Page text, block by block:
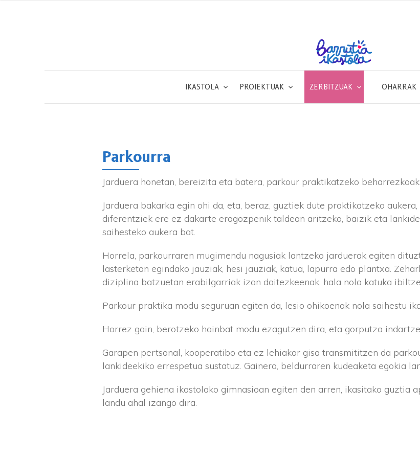
IKASTOLA PROIEKTUAK ZERBITZUAK OHARRAK
Parkourra
Jarduera honetan, bereizita eta batera, parkour praktikatzeko
Jarduera bakarka egin ohi da, eta, beraz, guztiek dute praktikatzeko
diferentziek ere ez dakarte eragozpenik taldean aritzeko, baizik eta
saihesteko aukera bat.
Horrela, parkourraren mugimendu nagusiak lantzeko jarduerak egiten
lasterketan egindako jauziak, hesi jauziak, katua, lapurra edo plantxa.
diziplina batzuetan erabilgarriak izan daitezkeenak, hala nola katuka
Parkour praktika modu seguruan egiten da, lesio ohikoenak nola saihestu
Horrez gain, berotzeko hainbat modu ezagutzen dira, eta gorputza
Garapen pertsonal, kooperatibo eta ez lehiakor gisa transmititzen da
lankideekiko errespetua sustatuz. Gainera, beldurraren kudeaketa egokia
Jarduera gehiena ikastolako gimnasioan egiten den arren, ikasitako guztia
landu ahal izango dira.